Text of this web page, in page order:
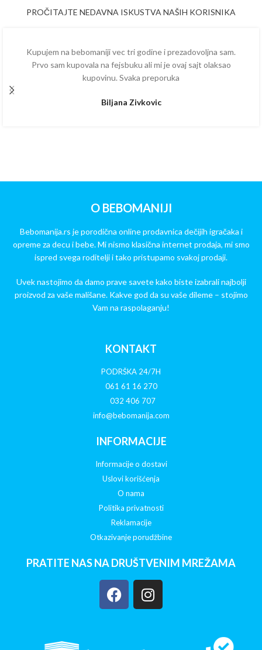
PROČITAJTE NEDAVNA ISKUSTVA NAŠIH KORISNIKA
Kupujem na bebomaniji vec tri godine i prezadovoljna sam.
Prvo sam kupovala na fejsbuku ali mi je ovaj sajt olaksao
kupovinu. Svaka preporuka
Biljana Zivkovic
O BEBOMANIJI
Bebomanija.rs je porodična online prodavnica dečijih igračaka i
opreme za decu i bebe. Mi nismo klasična internet prodaja, mi smo
ispred svega roditelji i tako pristupamo svakoj prodaji.
Uvek nastojimo da damo prave savete kako biste izabrali najbolji
proizvod za vaše mališane. Kakve god da su vaše dileme – stojimo
Vam na raspolaganju!
KONTAKT
PODRŠKA 24/7H
061 61 16 270
032 406 707
info@bebomanija.com
INFORMACIJE
Informacije o dostavi
Uslovi korišćenja
O nama
Politika privatnosti
Reklamacije
Otkazivanje porudžbine
PRATITE NAS NA DRUŠTVENIM MREŽAMA